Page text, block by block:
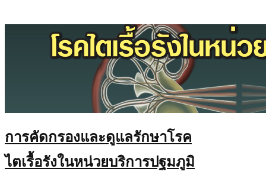
การคัดกรองและดูแลรักษาโรค
ไตเรื้อรังในหน่วยบริการปฐมภูมิ